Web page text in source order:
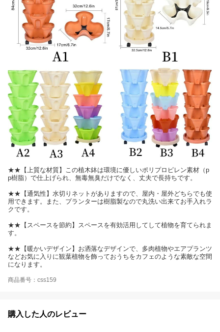
★★【上質な材質】この植木鉢は環境に優しいポリプロピレン素材（p
p樹脂）で仕上げられ、無毒無臭だけでなく、丈夫で長持ちです。
★★【通気性】水切りネットがありますので、屋内・屋外どちらでも使
用できます。また、プランターは樹脂製なので丸洗い出来てお手入れラ
クです。
★★【スペースを節約】スペースを有効活用してして植物を育てられま
す。
★★【暖かいデザイン】お洒落なデザインで、多肉植物やエアプランツ
などお気に入りに観葉植物を飾っておうちをカフェのような素敵な空間
になります。
商品番号：css159
購入した人のレビュー